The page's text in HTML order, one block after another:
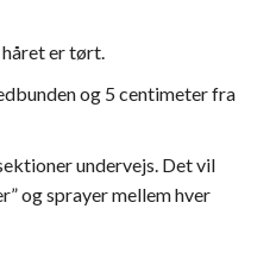
håret er tørt.
og 5 centimeter fra
undervejs. Det vil
og sprayer mellem hver